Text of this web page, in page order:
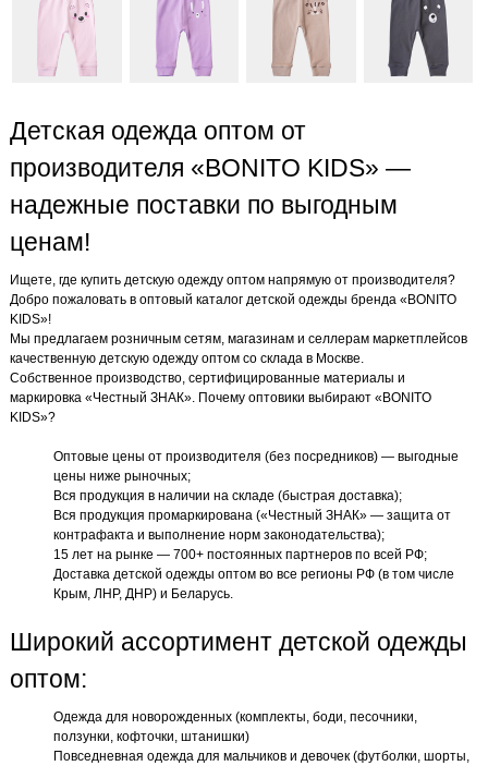
Детская одежда оптом от
производителя «BONITO KIDS» —
надежные поставки по выгодным
ценам!
Ищете, где купить детскую одежду оптом напрямую от производителя?
Добро пожаловать в оптовый каталог детской одежды бренда «BONITO
KIDS»!
Мы предлагаем розничным сетям, магазинам и селлерам маркетплейсов
качественную детскую одежду оптом со склада в Москве.
Собственное производство, сертифицированные материалы и
маркировка «Честный ЗНАК». Почему оптовики выбирают «BONITO
KIDS»?
Оптовые цены от производителя (без посредников) — выгодные
цены ниже рыночных;
Вся продукция в наличии на складе (быстрая доставка);
Вся продукция промаркирована («Честный ЗНАК» — защита от
контрафакта и выполнение норм законодательства);
15 лет на рынке — 700+ постоянных партнеров по всей РФ;
Доставка детской одежды оптом во все регионы РФ (в том числе
Крым, ЛНР, ДНР) и Беларусь.
Широкий ассортимент детской одежды
оптом:
Одежда для новорожденных (комплекты, боди, песочники,
ползунки, кофточки, штанишки)
Повседневная одежда для мальчиков и девочек (футболки, шорты,